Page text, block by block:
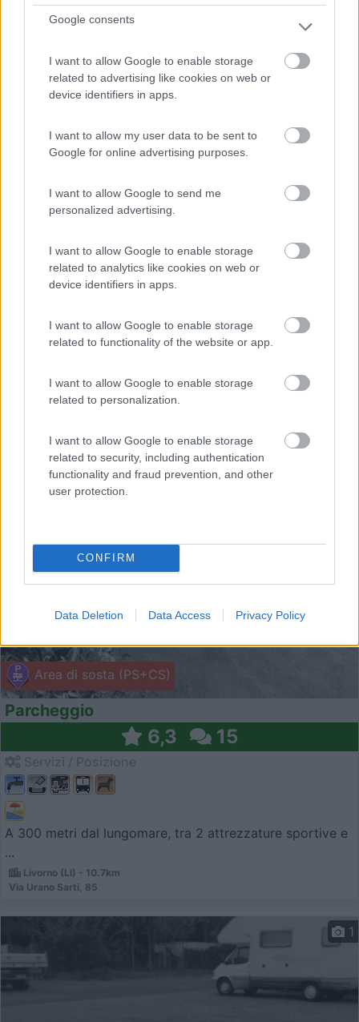
Google consents
I want to allow Google to enable storage
related to advertising like cookies on web or
device identifiers in apps.
I want to allow my user data to be sent to
Google for online advertising purposes.
I want to allow Google to send me
personalized advertising.
I want to allow Google to enable storage
related to analytics like cookies on web or
device identifiers in apps.
I want to allow Google to enable storage
related to functionality of the website or app.
I want to allow Google to enable storage
related to personalization.
I want to allow Google to enable storage
related to security, including authentication
functionality and fraud prevention, and other
user protection.
CONFIRM
Data Deletion Data Access Privacy Policy
Area di sosta (PS)
Parcheggio Golf club Livorno
6,5 2
Livorno (LI) - 9.8km
Area di sosta (PS+CS)
Parcheggio
6,3 15
A 300 metri dal lungomare, tra 2 attrezzature sportive e
...
Livorno (LI) - 10.7km
Via Urano Sarti, 85
1